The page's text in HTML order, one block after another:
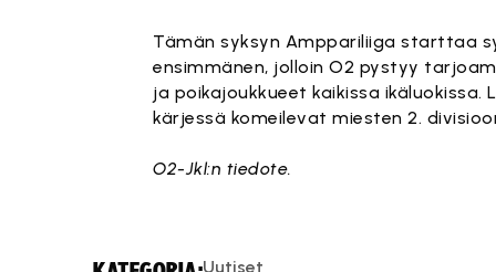
Tämän syksyn Amppariliiga starttaa
ensimmänen, jolloin O2 pystyy
ja poikajoukkueet kaikissa ikäluokissa.
kärjessä komeilevat miesten 2.
O2-Jkl:n tiedote.
Uutiset